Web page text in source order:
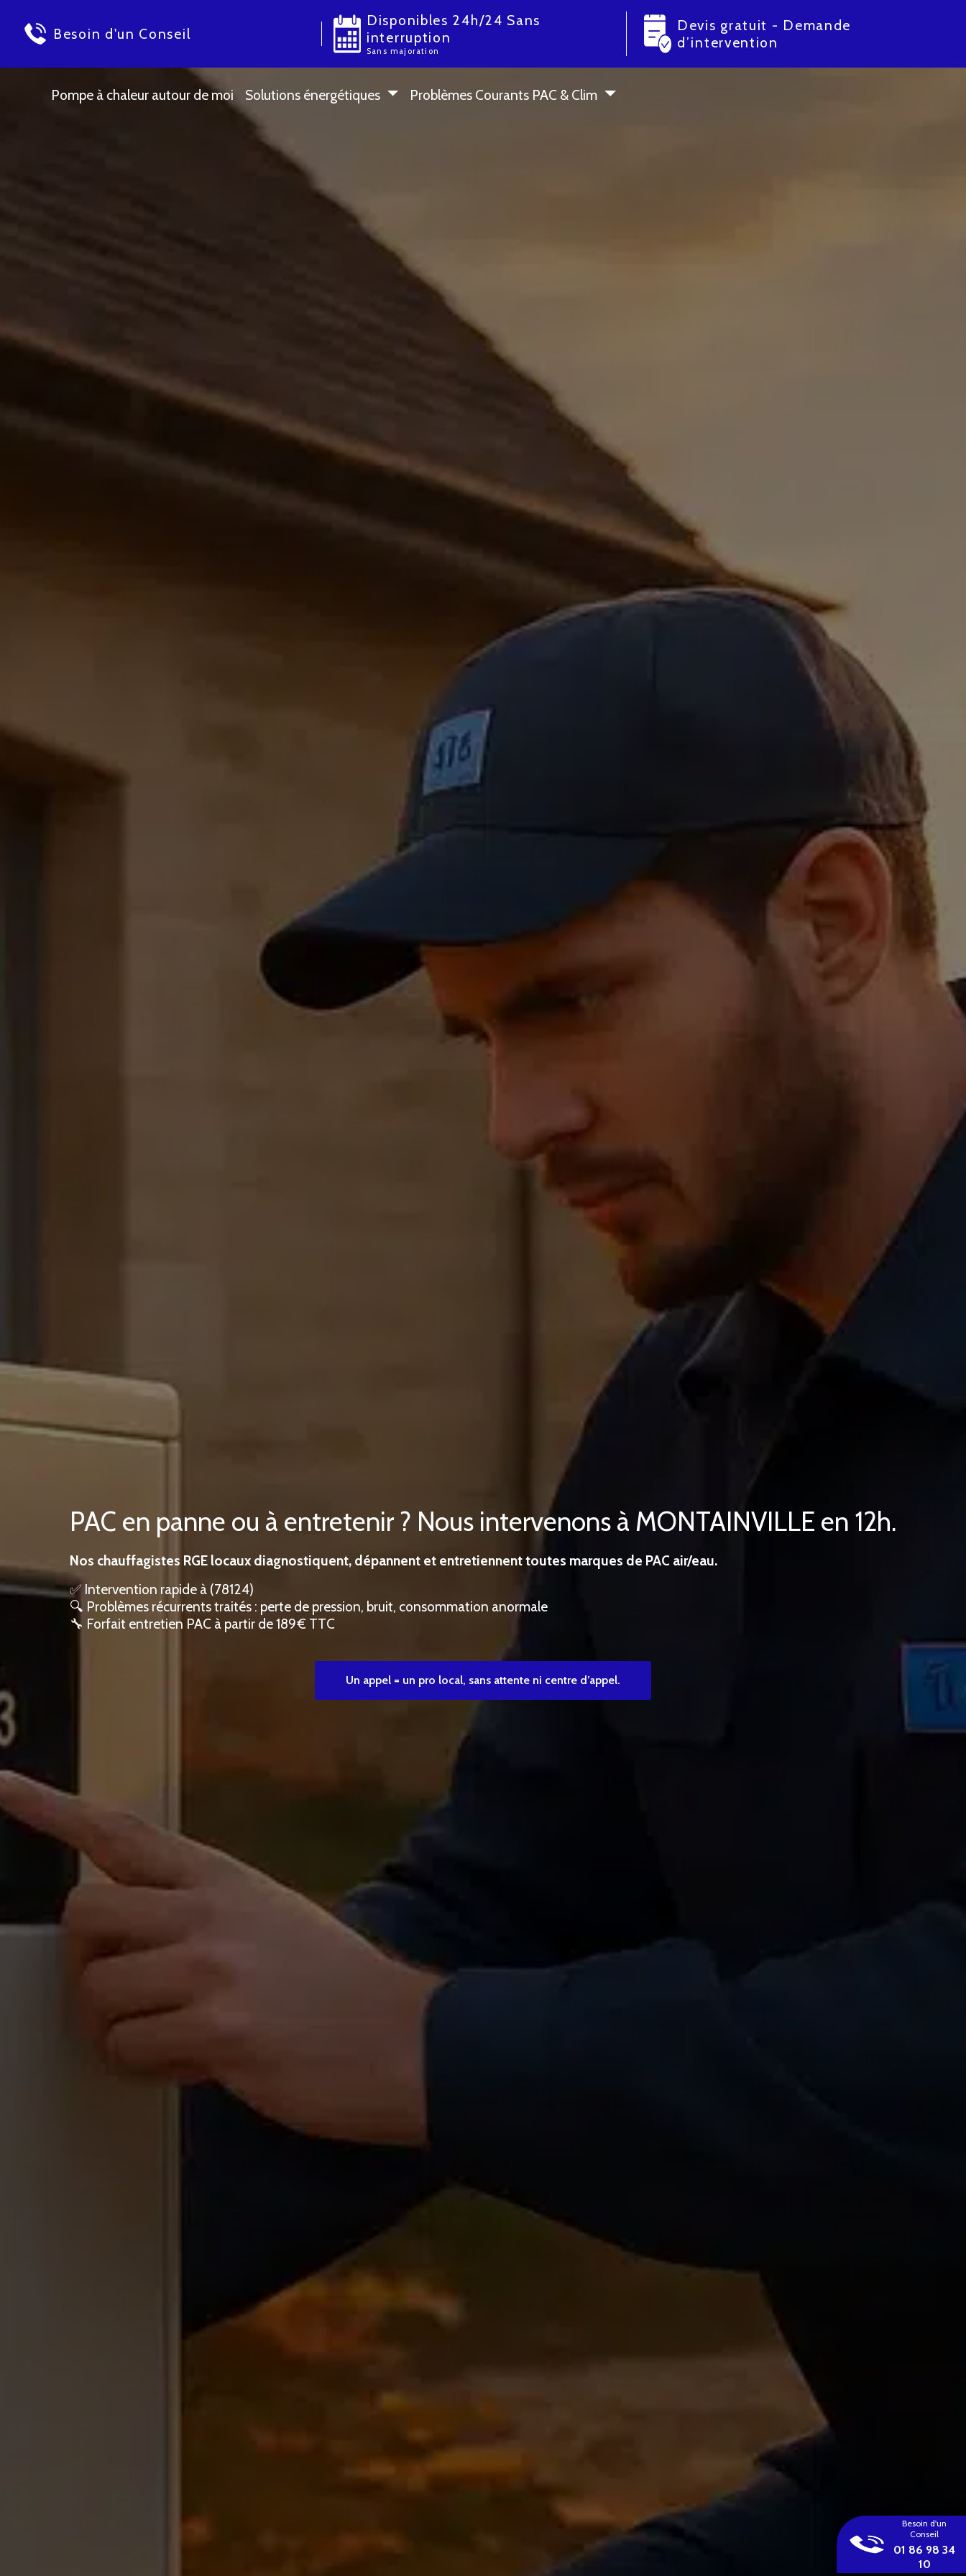
Besoin d'un Conseil
Disponibles 24h/24 Sans
interruption
Sans majoration
Devis gratuit - Demande
d’intervention
Pompe à chaleur autour de moi Solutions énergétiques Problèmes Courants PAC & Clim
PAC en panne ou à entretenir ? Nous intervenons à MONTAINVILLE en 12h.
Nos chauffagistes RGE locaux diagnostiquent, dépannent et entretiennent toutes marques de PAC air/eau.
✅ Intervention rapide à (78124)
🔍 Problèmes récurrents traités : perte de pression, bruit, consommation anormale
🔧 Forfait entretien PAC à partir de 189 € TTC
Un appel = un pro local, sans attente ni centre d’appel.
Besoin d'un
Conseil
01 86 98 34
10